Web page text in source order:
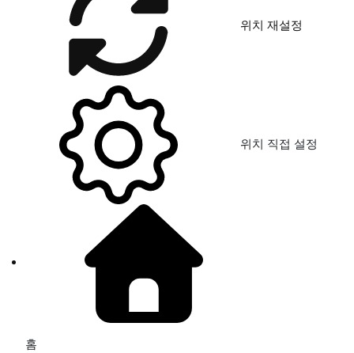
위치 재설정
위치 직접 설정
홈